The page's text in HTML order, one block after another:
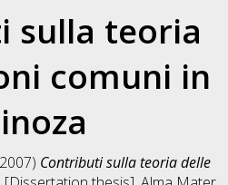
sulla teoria
comuni in
Contributi sulla teoria delle